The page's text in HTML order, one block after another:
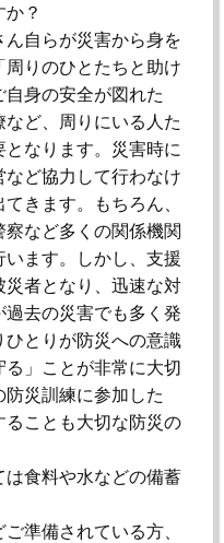
？
自らが災害から身を
りのひとたちと助け
身の安全が図れた
ど、周りにいる人た
なります。災害時に
ど協力して行わなけ
きます。もちろん、
など多くの関係機関
ます。しかし、支援
災者となり、迅速な対
去の災害でも多く発
とりが防災への意識
」ことが非常に大切
災訓練に参加した
ることも大切な防災の
食料や水などの備蓄
準備されている方、